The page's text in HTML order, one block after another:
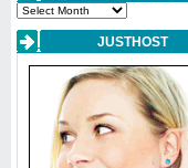
Archives
JUSTHOST